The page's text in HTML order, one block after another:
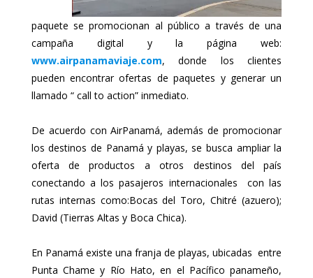
paquete se promocionan al público a través de una
campaña digital y la página web:
www.airpanamaviaje.com, donde los clientes
pueden encontrar ofertas de paquetes y generar un
llamado “ call to action” inmediato.
De acuerdo con AirPanamá, además de promocionar
los destinos de Panamá y playas, se busca ampliar la
oferta de productos a otros destinos del país
conectando a los pasajeros internacionales con las
rutas internas como:Bocas del Toro, Chitré (azuero);
David (Tierras Altas y Boca Chica).
En Panamá existe una franja de playas, ubicadas entre
Punta Chame y Río Hato, en el Pacífico panameño,